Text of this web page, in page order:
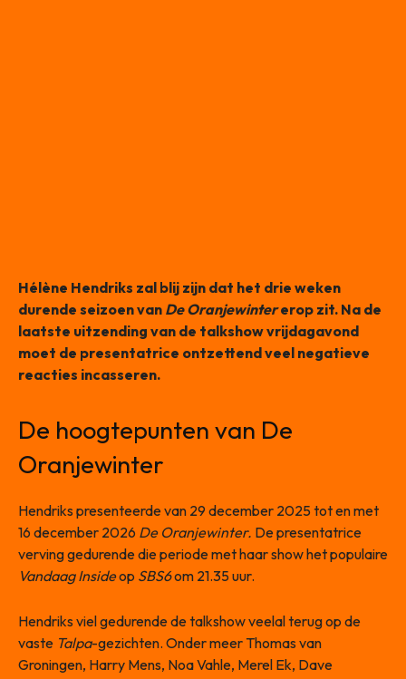
Hélène Hendriks zal blij zijn dat het drie weken
durende seizoen van De Oranjewintererop zit. Na de
laatste uitzending van de talkshow vrijdagavond
moet de presentatrice ontzettend veel negatieve
reacties incasseren.
De hoogtepunten van De
Oranjewinter
Hendriks presenteerde van 29 december 2025 tot en met
16 december 2026 De Oranjewinter. De presentatrice
verving gedurende die periode met haar show het populaire
Vandaag Insideop SBS6om 21.35 uur.
Hendriks viel gedurende de talkshow veelal terug op de
vaste Talpa-gezichten. Onder meer Thomas van
Groningen, Harry Mens, Noa Vahle, Merel Ek, Dave